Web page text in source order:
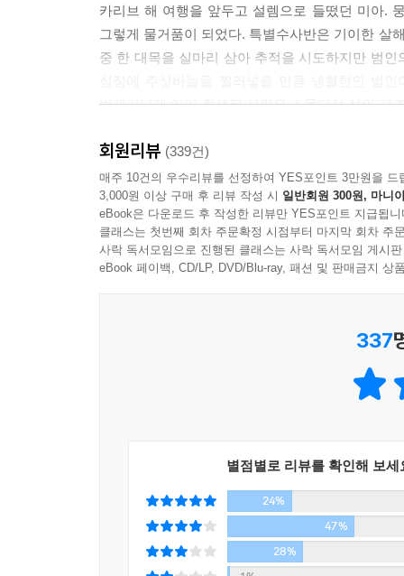
하지만 그 어둠이 돌아왔다. 그는 지난밤 사이 팀
--- p.194
--- p.268
“계속하세요.” 말리 신부가 다독였다. 검은 사제복
“아니, 어쩌면 사슴요.” 젊은이가 웅얼거렸다. “잘
--- p.316
카리브 해 여행을 앞두고 설렘으로 들떴던 미아.
그렇게 물거품이 되었다. 특별수사반은 기이한 살
중 한 대목을 실마리 삼아 추적을 시도하지만 범
발레리나에 이어 희생된 사람은 스물다섯 살의 재
수사팀이 전열을 정비하기도 전에 세 번째, 네 번
“단 하나의 퍼즐 조각도 놓쳐서는 안 된다.”
무늬 스웨터를 짜내듯 촘촘한 구성.
되었다. 불면의 밤이면 어스름한 실루엣으로 떠
있을까? 무엇보다 착한 우리의 일상을 파괴하
이 소설 『사슴을 사랑한 소년』은 우리가 일상
사무엘 비외르크는 냉정하고 가슴 저린 풍경으로
다졌다. 묵직한 주제의식을 크라임이라는 장르
회원리뷰 (339건)
매주 10건의 우수리뷰를 선정하여 YES포인트 3만원을 드
3,000원 이상 구매 후 리뷰 작성 시 일반회원 300원, 마니
eBook은 다운로드 후 작성한 리뷰만 YES포인트 지급됩니
클래스는 첫번째 회차 주문확정 시점부터 마지막 회차 주
사락 독서모임으로 진행된 클래스는 사락 독서모임 게시
eBook 페이백, CD/LP, DVD/Blu-ray, 패션 및 판매금지 상
337
별점별로 리뷰를 확인해 보세
24%
47%
28%